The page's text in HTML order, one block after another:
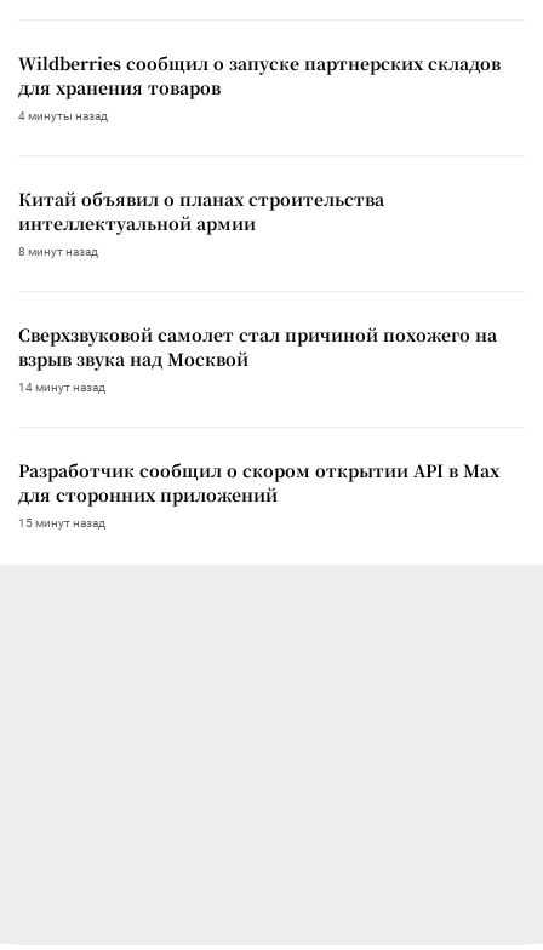
Wildberries сообщил о запуске партнерских складов
для хранения товаров
4 минуты назад
Китай объявил о планах строительства
интеллектуальной армии
8 минут назад
Сверхзвуковой самолет стал причиной похожего на
взрыв звука над Москвой
14 минут назад
Разработчик сообщил о скором открытии API в Max
для сторонних приложений
15 минут назад